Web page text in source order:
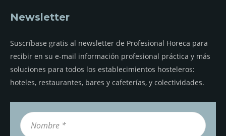
Newsletter
Suscríbase gratis al newsletter de Profesional Horeca para
recibir en su e-mail información profesional práctica y más
soluciones para todos los establecimientos hosteleros:
hoteles, restaurantes, bares y cafeterías, y colectividades.